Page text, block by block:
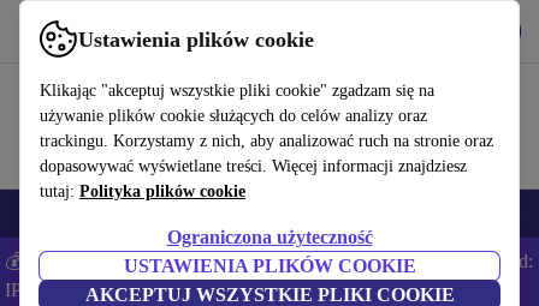
Ustawienia plików cookie
Klikając "akceptuj wszystkie pliki cookie" zgadzam się na
używanie plików cookie służących do celów analizy oraz
trackingu. Korzystamy z nich, aby analizować ruch na stronie oraz
dopasowywać wyświetlane treści. Więcej informacji znajdziesz
tutaj: Polityka plików cookie
Ograniczona użyteczność
USTAWIENIA PLIKÓW COOKIE
AKCEPTUJ WSZYSTKIE PLIKI COOKIE
Korzystaj z refurbed szybko i łatwo
💰Zaoszczędź DODATKOWE 5% na wszystkich iPhone’ach – Kod:
IPHONEDEAL –Regulamin